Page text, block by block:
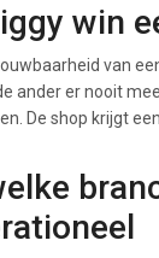
win
van
ander er nooit
De shop krijgt